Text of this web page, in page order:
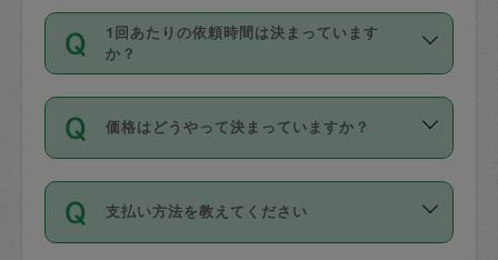
1回あたりの依頼時間は決まっています
か？
依頼1回につき3時間固定です。3時間を
超えて依頼したい場合は、延長機能をご
利用ください。機能をご利用いただくに
の上事前申請することが必要です。な
お、3時間を下回っても、値引き等はござ
価格はどうやって決まっていますか？
11種類の価格帯の中からタスカジさん自
身が価格を選んで設定しています。
タスカジさんの価格設定には最初は制限
支払い方法を教えてください